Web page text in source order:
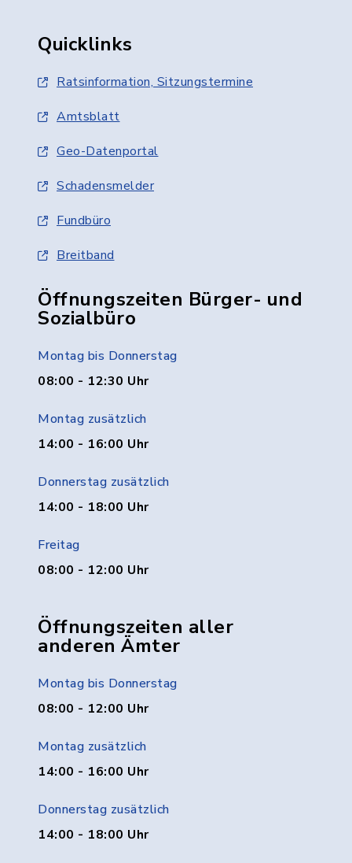
Quicklinks
Ratsinformation, Sitzungstermine
Amtsblatt
Geo-Datenportal
Schadensmelder
Fundbüro
Breitband
Öffnungszeiten Bürger- und
Sozialbüro
Montag bis Donnerstag
08:00 - 12:30 Uhr
Montag zusätzlich
14:00 - 16:00 Uhr
Donnerstag zusätzlich
14:00 - 18:00 Uhr
Freitag
08:00 - 12:00 Uhr
Öffnungszeiten aller
anderen Ämter
Montag bis Donnerstag
08:00 - 12:00 Uhr
Montag zusätzlich
14:00 - 16:00 Uhr
Donnerstag zusätzlich
14:00 - 18:00 Uhr